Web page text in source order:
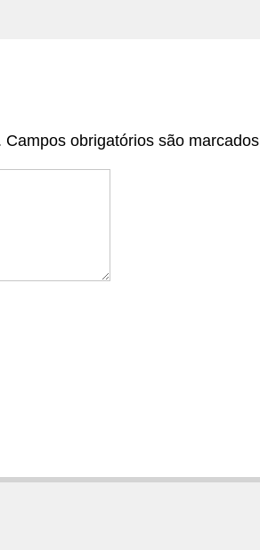
Campos obrigatórios são